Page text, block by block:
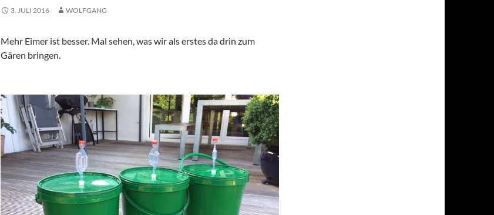
3. JULI 2016 WOLFGANG
Mehr Eimer ist besser. Mal sehen, was wir als erstes da drin zum
Gären bringen.